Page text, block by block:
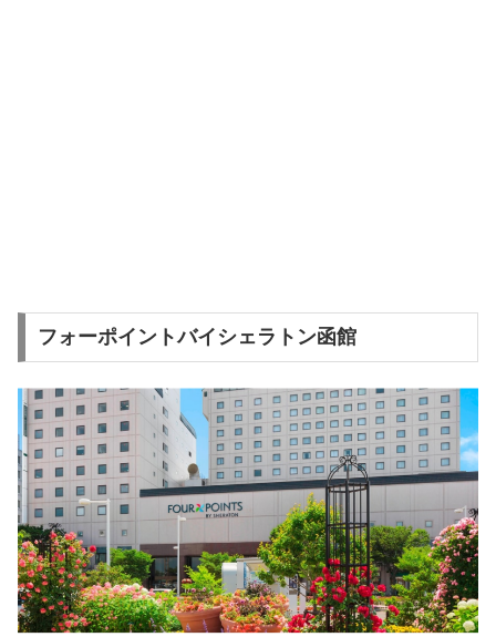
フォーポイントバイシェラトン函館